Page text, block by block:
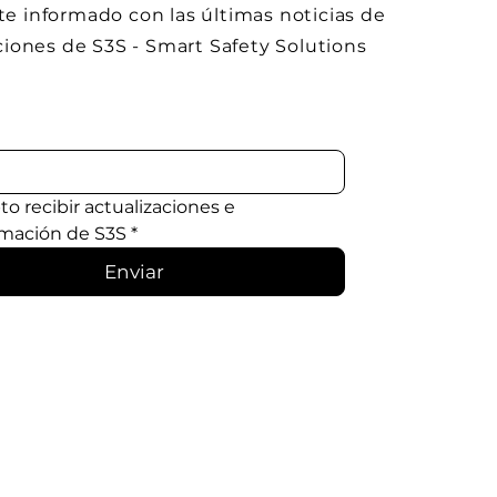
informado con las últimas noticias de
de S3S - Smart Safety Solutions
recibir actualizaciones e
de S3S *
Enviar